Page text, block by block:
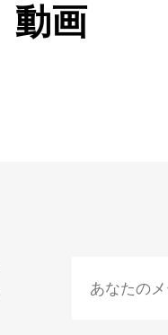
動画